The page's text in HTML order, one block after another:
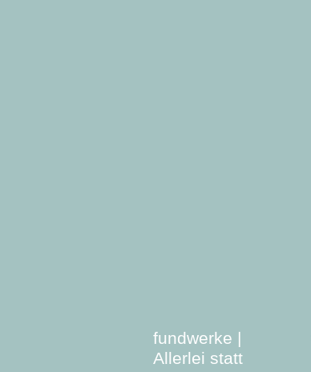
fundwerke |
Allerlei statt